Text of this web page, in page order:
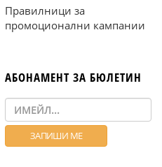
Правилници за
промоционални кампании
АБОНАМЕНТ ЗА БЮЛЕТИН